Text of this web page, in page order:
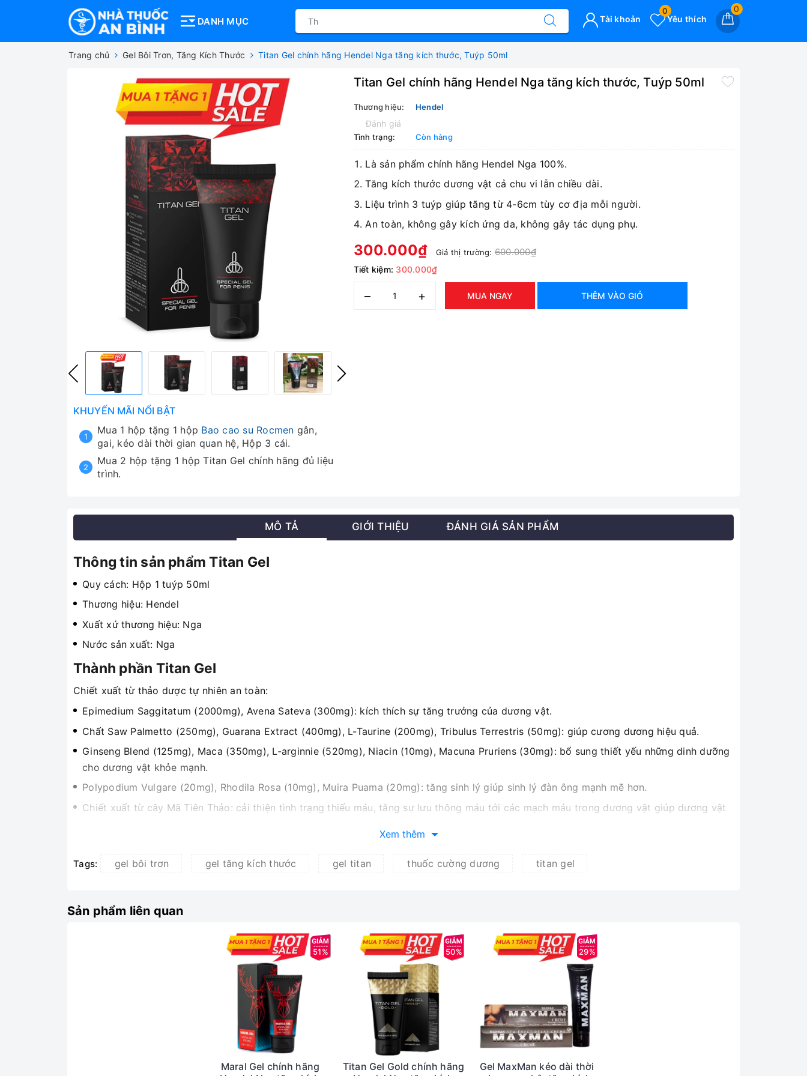
DANH MỤC
0
Yêu thích
0
Tài khoản
Trang chủ Gel Bôi Trơn, Tăng Kích Thước Titan Gel chính hãng Hendel Nga tăng kích thước, Tuýp 50ml
KHUYẾN MÃI NỔI BẬT
Mua 1 hộp tặng 1 hộp Bao cao su Rocmen gân,
gai, kéo dài thời gian quan hệ, Hộp 3 cái.
Mua 2 hộp tặng 1 hộp Titan Gel chính hãng đủ liệu
trình.
Titan Gel chính hãng Hendel Nga tăng kích thước, Tuýp 50ml
Thương hiệu: Hendel
Đánh giá
Tình trạng: Còn hàng
Là sản phẩm chính hãng Hendel Nga 100%.
Tăng kích thước dương vật cả chu vi lẫn chiều dài.
Liệu trình 3 tuýp giúp tăng từ 4-6cm tùy cơ địa mỗi người.
An toàn, không gây kích ứng da, không gây tác dụng phụ.
300.000₫ Giá thị trường: 600.000₫
Tiết kiệm: 300.000₫
– + MUA NGAY THÊM VÀO GIỎ
MÔ TẢ GIỚI THIỆU ĐÁNH GIÁ SẢN PHẨM
Thông tin sản phẩm Titan Gel
Quy cách: Hộp 1 tuýp 50ml
Thương hiệu: Hendel
Xuất xứ thương hiệu: Nga
Nước sản xuất: Nga
Thành phần Titan Gel
Chiết xuất từ thảo dược tự nhiên an toàn:
Epimedium Saggitatum (2000mg), Avena Sateva (300mg): kích thích sự tăng trưởng của dương vật.
Chất Saw Palmetto (250mg), Guarana Extract (400mg), L-Taurine (200mg), Tribulus Terrestris (50mg): giúp cương dương hiệu quả.
Ginseng Blend (125mg), Maca (350mg), L-arginnie (520mg), Niacin (10mg), Macuna Pruriens (30mg): bổ sung thiết yếu những dinh dưỡng
cho dương vật khỏe mạnh.
Polypodium Vulgare (20mg), Rhodila Rosa (10mg), Muira Puama (20mg): tăng sinh lý giúp sinh lý đàn ông mạnh mẽ hơn.
Chiết xuất từ cây Mã Tiên Thảo: cải thiện tình trạng thiếu máu, tăng sự lưu thông máu tới các mạch máu trong dương vật giúp dương vật
Tăng kích thước dương vật cả chu vi lẫn chiều dài, nhanh và hiệu quả trong thời gian ngắn. (Thông thường khoảng từ 4 đến 8 tuần là có
Kích thích khoái cảm, tạo cảm giác hưng phấn, thăng hoa suốt cuộc yêu.
Hoàn toàn không có tác dụng phụ khi sử dụng lâu dài.
Đối tượng sử dụng Titan Gel
Nam giới muốn cải thiện kích thước dương vật.
Nam giới muốn tăng cường khả năng sinh lý, tăng hưng phấn cho cuộc yêu.
Hướng dẫn sử dụng Titan Gel
Xem thêm
Tags: gel bôi trơn gel tăng kích thước gel titan thuốc cường dương titan gel
Sản phẩm liên quan
51%
Maral Gel chính hãng
50%
Titan Gel Gold chính hãng
29%
Gel MaxMan kéo dài thời